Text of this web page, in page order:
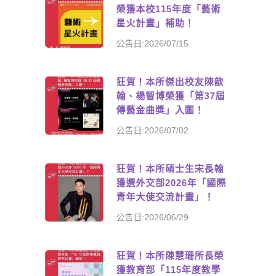
榮獲本校115年度「藝術
星火計畫」補助！
公告日:2026/07/15
狂賀！本所傑出校友陳歆
翰、楊智博榮獲「第37屆
傳藝金曲獎」入圍！
公告日:2026/07/02
狂賀！本所碩士生宋長翰
獲選外交部2026年「國際
青年大使交流計畫」！
公告日:2026/06/29
狂賀！本所陳慧珊所長榮
獲教育部「115年度教學